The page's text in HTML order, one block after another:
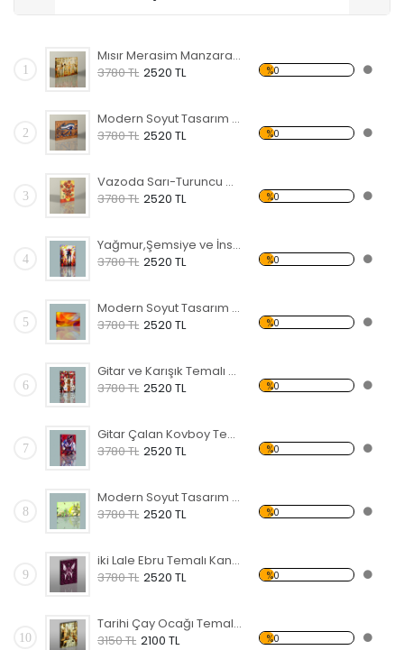
1
Mısır Merasim Manzaralı Kanvas Tablo
3780 TL 2520 TL %0
2
Modern Soyut Tasarım 37 Kanvas Tablo
3780 TL 2520 TL %0
3
Vazoda Sarı-Turuncu Çiçekler Kanvas Tablo
3780 TL 2520 TL %0
4
Yağmur,Şemsiye ve İnsanlar Kanvas Tablo
3780 TL 2520 TL %0
5
Modern Soyut Tasarım 36 Kanvas Tablo
3780 TL 2520 TL %0
6
Gitar ve Karışık Temalı Kanvas Tablo
3780 TL 2520 TL %0
7
Gitar Çalan Kovboy Temalı Kanvas Tablo
3780 TL 2520 TL %0
8
Modern Soyut Tasarım 42 Kanvas Tablo
3780 TL 2520 TL %0
9
iki Lale Ebru Temalı Kanvas Tablo
3780 TL 2520 TL %0
10
Tarihi Çay Ocağı Temalı Kanvas Tablo
3150 TL 2100 TL %0